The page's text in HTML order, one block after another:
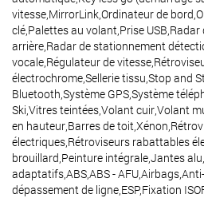
vitesse,MirrorLink,Ordinateur de
clé,Palettes au volant,Prise
arrière,Radar de stationnement
vocale,Régulateur de
électrochrome,Sellerie tissu,Stop and
Bluetooth,Système GPS,Système
Ski,Vitres teintées,Volant cuir,Volant
en hauteur,Barres de
électriques,Rétroviseurs rabattables
brouillard,Peinture intégrale,Jantes
adaptatifs,ABS,ABS -
dépassement de ligne,ESP,Fixation